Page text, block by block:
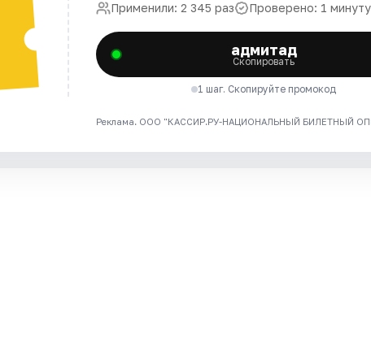
Применили: 2 345 раз Проверено: 1
адмитад
Скопировать
1 шаг. Скопируйте промокод
Реклама. ООО "КАССИР.РУ-НАЦИОНАЛЬНЫЙ БИЛЕТНЫЙ